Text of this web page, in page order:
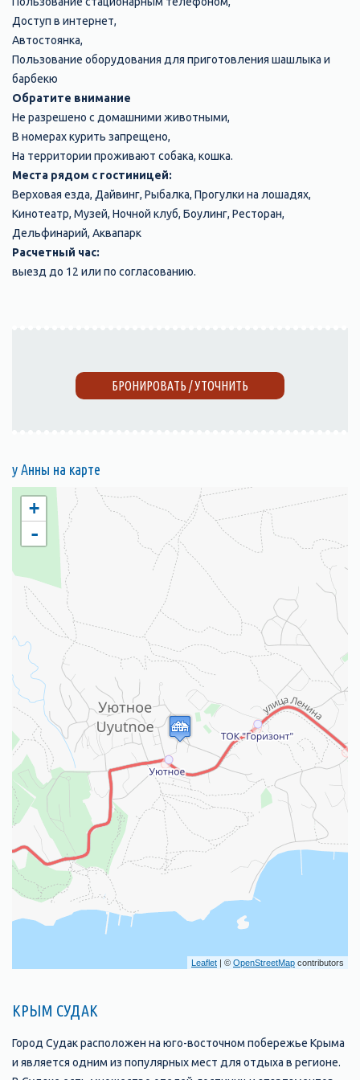
Доступ в интернет,
Автостоянка,
Пользование оборудования для приготовления шашлыка и
барбекю
Обратите внимание
Не разрешено с домашними животными,
В номерах курить запрещено,
На территории проживают собака, кошка.
Места рядом с гостиницей:
Верховая езда, Дайвинг, Рыбалка, Прогулки на лошадях,
Кинотеатр, Музей, Ночной клуб, Боулинг, Ресторан,
Дельфинарий, Аквапарк
Расчетный час:
выезд до 12 или по согласованию.
БРОНИРОВАТЬ / УТОЧНИТЬ
у Анны на карте
+
-
Leaflet | © OpenStreetMap contributors
КРЫМ СУДАК
Город Судак расположен на юго-восточном побережье Крыма
и является одним из популярных мест для отдыха в регионе.